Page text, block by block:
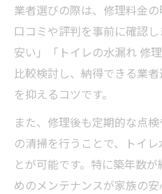
業者選びの際は、修理料金の
口コミや評判を事前に確認
安い」「トイレの水漏れ 修
比較検討し、納得できる業
を抑えるコツです。
また、修理後も定期的な点
の清掃を行うことで、トイ
とが可能です。特に築年数
めのメンテナンスが家族の安